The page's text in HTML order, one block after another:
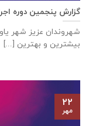
گزارش پنجمین دوره اجرای «طرح
شهروندان عزیز شهر
بیشترین و بهترین [...]
۲۲
مهر